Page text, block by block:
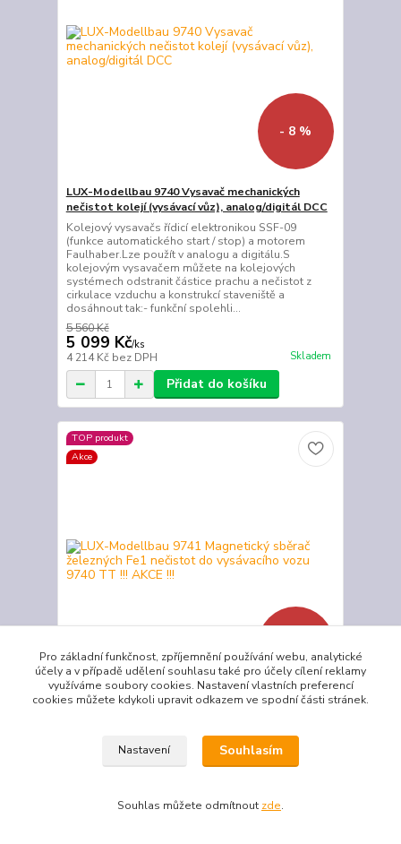
- 8 %
LUX-Modellbau 9740 Vysavač mechanických
nečistot kolejí (vysávací vůz), analog/digitál DCC
Kolejový vysavačs řídicí elektronikou SSF-09
(funkce automatického start / stop) a motorem
Faulhaber.Lze použít v analogu a digitálu.S
kolejovým vysavačem můžete na kolejových
systémech odstranit částice prachu a nečistot z
cirkulace vzduchu a konstrukcí staveniště a
dosáhnout tak:- funkční spolehli...
5 560 Kč
5 099 Kč/ks
4 214 Kč bez DPH Skladem
Přidat do košíku
TOP produkt
Akce
LUX-Modellbau 9741 Magnetický sběrač
!!! AKCE !!! Magnetický sběrač železných Fe1
nečistot (hřebíčků, šroubků, špon atd.), lehce
Pro základní funkčnost, zpříjemnění používání webu, analytické
účely a v případě udělení souhlasu také pro účely cílení reklamy
využíváme soubory cookies. Nastavení vlastních preferencí
cookies můžete kdykoli upravit odkazem ve spodní části stránek.
Nastavení Souhlasím
Souhlas můžete odmítnout zde.